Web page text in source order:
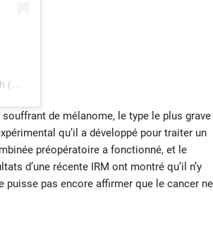
Une publication partagée par Prof Richard Scolyer AO – My Uncertain Path (@profrscolyer)
de mélanome, le type le plus grave
qu’il a développé pour traiter un
préopératoire a fonctionné, et le
d’une récente IRM ont montré qu’il n’y
puisse pas encore affirmer que le cancer ne